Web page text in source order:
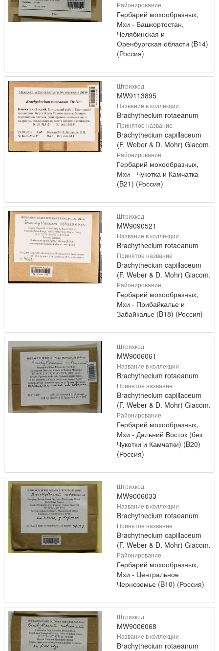
Районирование
Гербарий мохообразных,
Мхи - Башкортостан,
Челябинская и
Оренбургская области (B14)
(Россия)
Штрихкод
MW9113895
Название в коллекции
Brachythecium rotaeanum
Принятое название
Brachythecium capillaceum
(F. Weber & D. Mohr) Giacom.
Районирование
Гербарий мохообразных,
Мхи - Чукотка и Камчатка
(B21) (Россия)
Штрихкод
MW9090521
Название в коллекции
Brachythecium rotaeanum
Принятое название
Brachythecium capillaceum
(F. Weber & D. Mohr) Giacom.
Районирование
Гербарий мохообразных,
Мхи - Прибайкалье и
Забайкалье (B18) (Россия)
Штрихкод
MW9006061
Название в коллекции
Brachythecium rotaeanum
Принятое название
Brachythecium capillaceum
(F. Weber & D. Mohr) Giacom.
Районирование
Гербарий мохообразных,
Мхи - Дальний Восток (без
Чукотки и Камчатки) (B20)
(Россия)
Штрихкод
MW9006033
Название в коллекции
Brachythecium rotaeanum
Принятое название
Brachythecium capillaceum
(F. Weber & D. Mohr) Giacom.
Районирование
Гербарий мохообразных,
Мхи - Центральное
Черноземье (B10) (Россия)
Штрихкод
MW9006068
Название в коллекции
Brachythecium rotaeanum